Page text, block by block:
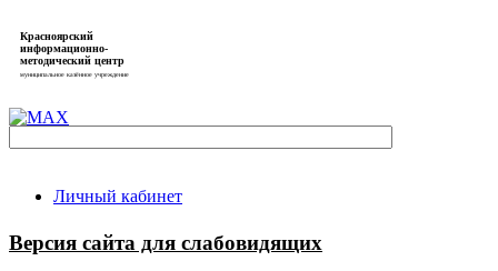
Красноярский
информационно-
методический центр
муниципальное казённое учреждение
Личный кабинет
Версия сайта для слабовидящих